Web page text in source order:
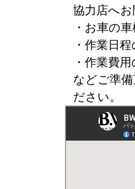
協力店へ
・お車の
・作業日
・作業費
などご準
ださい。